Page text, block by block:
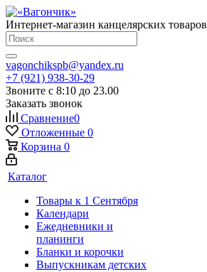
Интернет-магазин канцелярских товаров
vagonchikspb@yandex.ru
+7 (921) 938-30-29
Звоните с 8:10 до 23.00
Заказать звонок
Сравнение0
Отложенные 0
Корзина 0
Каталог
Товары к 1 Сентября
Календари
Ежедневники и
планинги
Бланки и корочки
Выпускникам детских